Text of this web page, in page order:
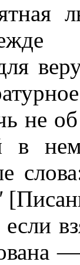
для
не
в
—